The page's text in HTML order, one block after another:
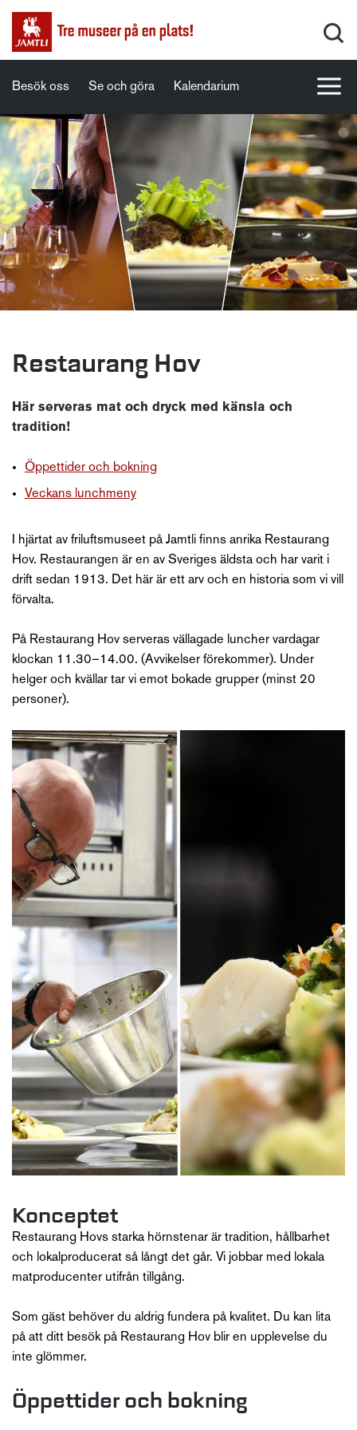
Besök oss Se och göra Kalendarium
Restaurang Hov
Här serveras mat och dryck med känsla och
tradition!
Öppettider och bokning
Veckans lunchmeny
I hjärtat av friluftsmuseet på Jamtli finns anrika Restaurang
Hov. Restaurangen är en av Sveriges äldsta och har varit i
drift sedan 1913. Det här är ett arv och en historia som vi vill
förvalta.
På Restaurang Hov serveras vällagade luncher vardagar
klockan 11.30–14.00. (Avvikelser förekommer). Under
helger och kvällar tar vi emot bokade grupper (minst 20
personer).
Konceptet
Restaurang Hovs starka hörnstenar är tradition, hållbarhet
och lokalproducerat så långt det går. Vi jobbar med lokala
matproducenter utifrån tillgång.
Som gäst behöver du aldrig fundera på kvalitet. Du kan lita
på att ditt besök på Restaurang Hov blir en upplevelse du
inte glömmer.
Öppettider och bokning